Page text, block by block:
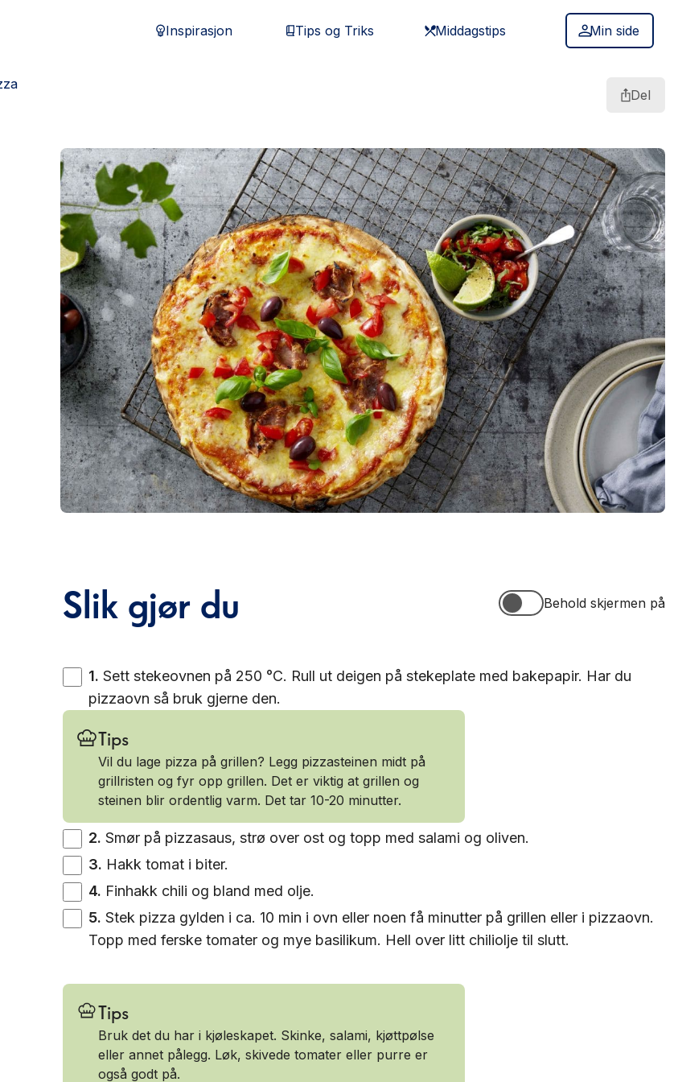
Inspirasjon Tips og Triks Middagstips Min side
Del
Slik gjør du Behold skjermen på
Behold skjermen på
1. Sett stekeovnen på 250 °C. Rull ut deigen på stekeplate med bakepapir. Har du
pizzaovn så bruk gjerne den.
Tips
Vil du lage pizza på grillen? Legg pizzasteinen midt på
grillristen og fyr opp grillen. Det er viktig at grillen og
steinen blir ordentlig varm. Det tar 10-20 minutter.
2. Smør på pizzasaus, strø over ost og topp med salami og oliven.
3. Hakk tomat i biter.
4. Finhakk chili og bland med olje.
5. Stek pizza gylden i ca. 10 min i ovn eller noen få minutter på grillen eller i pizzaovn.
Topp med ferske tomater og mye basilikum. Hell over litt chiliolje til slutt.
Tips
Bruk det du har i kjøleskapet. Skinke, salami, kjøttpølse
eller annet pålegg. Løk, skivede tomater eller purre er
også godt på.